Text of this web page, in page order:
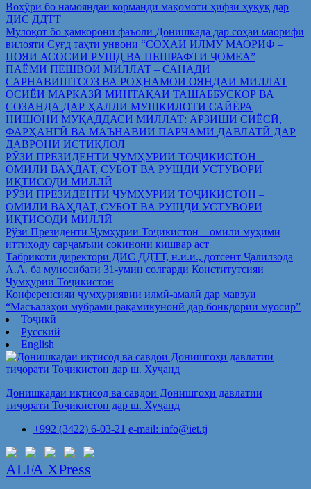
Вохўрӣ бо намояндаи корманди мақомоти ҳифзи ҳуқуқ дар
ДИС ДДТТ
Мулоқот бо ҳамкорони фаъоли Донишкада дар соҳаи маорифи
вилояти Суғд таҳти унвони “СОҲАИ ИЛМУ МАОРИФ –
ПОЯИ АСОСИИ РУШД ВА ПЕШРАФТИ ҶОМЕА”
ПАЁМИ ПЕШВОИ МИЛЛАТ – САНАДИ
САРНАВИШТСОЗ ВА РОҲНАМОИ ОЯНДАИ МИЛЛАТ
ОСИЁИ МАРКАЗӢ МИНТАҚАИ ТАШАББУСКОР ВА
СОЗАНДА ДАР ҲАЛЛИ МУШКИЛОТИ САЙЁРА
НИШОНИ МУҚАДДАСИ МИЛЛАТ: АРЗИШИ СИЁСӢ,
ФАРҲАНГӢ ВА МАЪНАВИИ ПАРЧАМИ ДАВЛАТӢ ДАР
ДАВРОНИ ИСТИҚЛОЛ
РӮЗИ ПРЕЗИДЕНТИ ҶУМҲУРИИ ТОҶИКИСТОН –
ОМИЛИ ВАҲДАТ, СУБОТ ВА РУШДИ УСТУВОРИ
ИҚТИСОДИ МИЛЛӢ
РӮЗИ ПРЕЗИДЕНТИ ҶУМҲУРИИ ТОҶИКИСТОН –
ОМИЛИ ВАҲДАТ, СУБОТ ВА РУШДИ УСТУВОРИ
ИҚТИСОДИ МИЛЛӢ
Рўзи Президенти Ҷумҳурии Тоҷикистон – омили муҳими
иттиҳоду сарҷамъии сокинони кишвар аст
Табрикоти директори ДИС ДДТТ, н.и.и., дотсент Ҷалилзода
А.А. ба муносибати 31-умин солгарди Конститутсияи
Ҷумҳурии Тоҷикистон
Конференсияи ҷумҳуриявии илмӣ-амалӣ дар мавзуи
“Масъалаҳои мубрами рақамикунонӣ дар бонкдории муосир”
Тоҷикӣ
Русский
English
Донишкадаи иқтисод ва савдои Донишгоҳи давлатии
тиҷорати Тоҷикистон дар ш. Хуҷанд
+992 (3422) 6-03-21 e-mail: info@iet.tj
ALFA XPress